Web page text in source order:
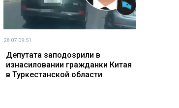
28.07 09:51
Депутата заподозрили в
изнасиловании гражданки Китая
в Туркестанской области